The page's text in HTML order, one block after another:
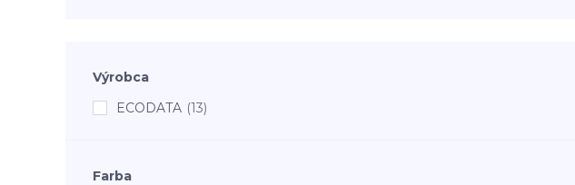
Výrobca
ECODATA (13)
Farba